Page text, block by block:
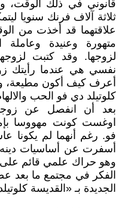
قانوني في ذلك الوقت،
ثلاثة آلاف فرنك سنويا
علاقتهما قد أخذت من
متهورة وعنيدة
لزوجها. وقد كتبت
نفسي هي عندما رأيتك
أعرف كيف أكون مطيعة،
كلوتيلد دي فو الحب
بعد أن انفصل عن
اوغست كونت مهووسا
فو. رغم أنهما لم يكونا
أسفرت عن أساسيات دينه
وهو حراك علمي قائم
الفكر في مجتمع ما بعد
الجديدة بـ «القديسة